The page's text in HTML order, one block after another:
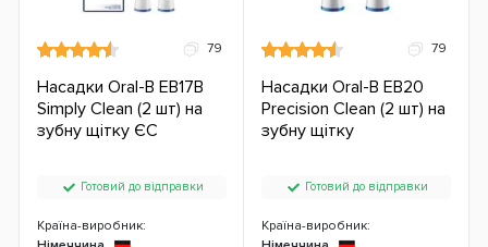
79
Насадки Oral-B EB17B
Simply Clean (2 шт) на
зубну щітку ЄС
Готовий до відправки
Країна-виробник:
79
Насадки Oral-B EB20
Precision Clean (2 шт) на
зубну щітку
Готовий до відправки
Країна-виробник: